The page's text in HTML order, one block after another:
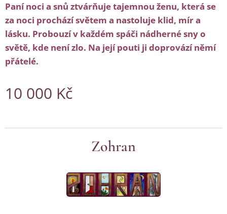
Paní noci a snů ztvárňuje tajemnou ženu, která se
za noci prochází světem a nastoluje klid, mír a
lásku. Probouzí v každém spáči nádherné sny o
světě, kde není zlo. Na její pouti ji doprovází němí
přátelé.
10 000 Kč
Zohran